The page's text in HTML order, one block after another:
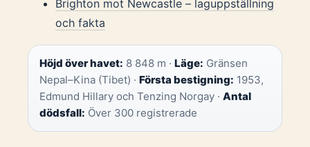
Brighton mot Newcastle – laguppställning
och fakta
Höjd över havet: 8 848 m · Läge: Gränsen
Nepal–Kina (Tibet) · Första bestigning: 1953,
Edmund Hillary och Tenzing Norgay · Antal
dödsfall: Över 300 registrerade